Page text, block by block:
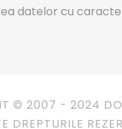
datelor cu
© 2007 - 2024
DREPTURILE